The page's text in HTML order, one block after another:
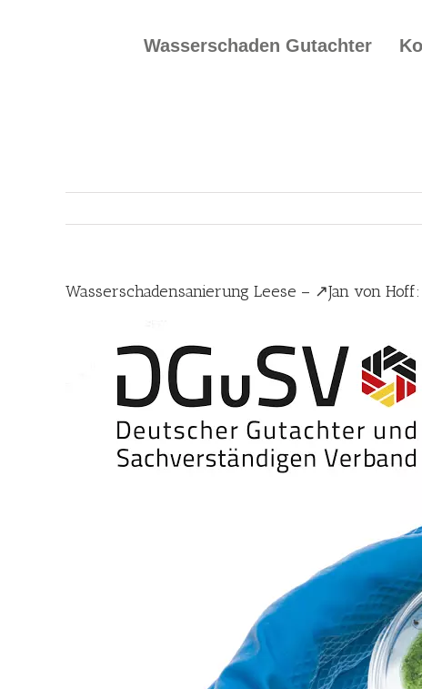
Wasserschaden Gutachter
Wasserschadensanierung Leese – ↗️Jan von